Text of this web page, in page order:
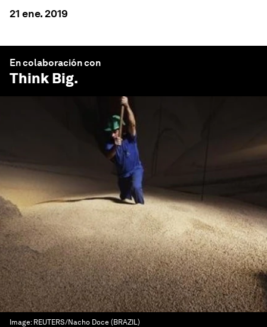
21 ene. 2019
En colaboración con
Think Big.
Image: REUTERS/Nacho Doce (BRAZIL)